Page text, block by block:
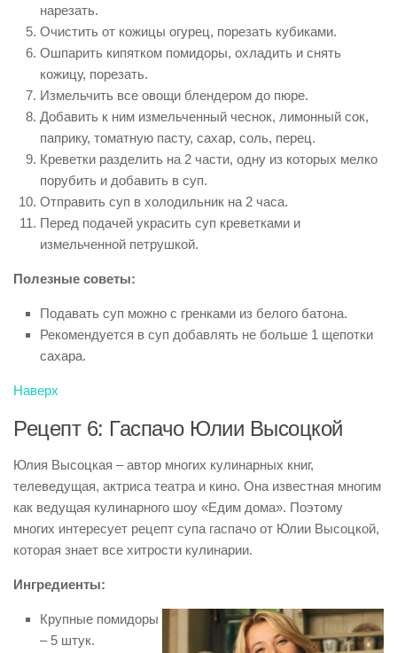
нарезать.
Очистить от кожицы огурец, порезать кубиками.
Ошпарить кипятком помидоры, охладить и снять
кожицу, порезать.
Измельчить все овощи блендером до пюре.
Добавить к ним измельченный чеснок, лимонный сок,
паприку, томатную пасту, сахар, соль, перец.
Креветки разделить на 2 части, одну из которых мелко
порубить и добавить в суп.
Отправить суп в холодильник на 2 часа.
Перед подачей украсить суп креветками и
измельченной петрушкой.
Полезные советы:
Подавать суп можно с гренками из белого батона.
Рекомендуется в суп добавлять не больше 1 щепотки
сахара.
Наверх
Рецепт 6: Гаспачо Юлии Высоцкой
Юлия Высоцкая – автор многих кулинарных книг,
телеведущая, актриса театра и кино. Она известная многим
как ведущая кулинарного шоу «Едим дома». Поэтому
многих интересует рецепт супа гаспачо от Юлии Высоцкой,
которая знает все хитрости кулинарии.
Ингредиенты:
Крупные помидоры
– 5 штук.